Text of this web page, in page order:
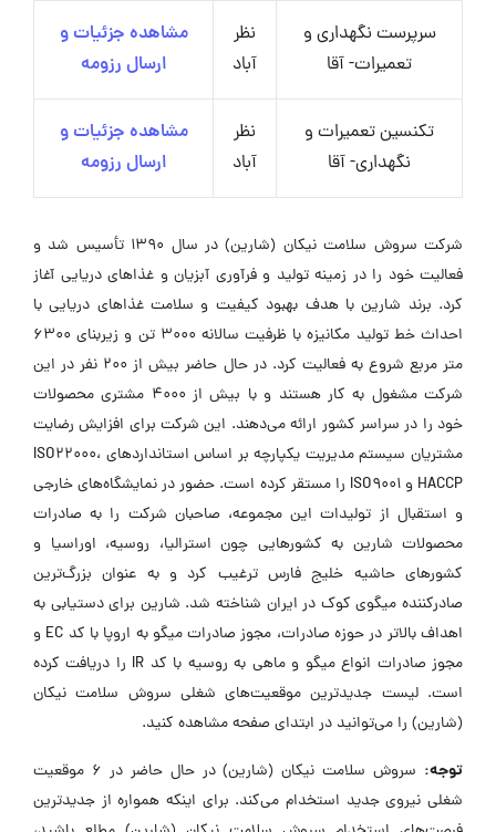
سرپرست نگهداری و
تعمیرات- آقا
نظر
آباد
مشاهده جزئیات و
ارسال رزومه
تکنسین تعمیرات و
نگهداری- آقا
نظر
آباد
مشاهده جزئیات و
ارسال رزومه
شرکت سروش سلامت نیکان (شارین) در سال ۱۳۹۰ تأسیس شد و
فعالیت خود را در زمینه تولید و فرآوری آبزیان و غذاهای دریایی آغاز
کرد. برند شارین با هدف بهبود کیفیت و سلامت غذاهای دریایی با
احداث خط تولید مکانیزه با ظرفیت سالانه ۳۰۰۰ تن و زیربنای ۶۳۰۰
متر مربع شروع به فعالیت کرد. در حال حاضر بیش از ۲۰۰ نفر در این
شرکت مشغول به کار هستند و با بیش از ۴۰۰۰ مشتری محصولات
خود را در سراسر کشور ارائه می‌دهند. این شرکت برای افزایش رضایت
مشتریان سیستم مدیریت یکپارچه بر اساس استانداردهای ISO22000،
HACCP و ISO9001 را مستقر کرده است. حضور در نمایشگاه‌های خارجی
و استقبال از تولیدات این مجموعه، صاحبان شرکت را به صادرات
محصولات شارین به کشورهایی چون استرالیا، روسیه، اوراسیا و
کشورهای حاشیه خلیج فارس ترغیب کرد و به عنوان بزرگ‌ترین
صادرکننده میگوی کوک در ایران شناخته شد. شارین برای دستیابی به
اهداف بالاتر در حوزه صادرات، مجوز صادرات میگو به اروپا با کد EC و
مجوز صادرات انواع میگو و ماهی به روسیه با کد IR را دریافت کرده
است. لیست جدیدترین موقعیت‌های شغلی سروش سلامت نیکان
(شارین) را می‌توانید در ابتدای صفحه مشاهده کنید.
توجه:
سروش سلامت نیکان (شارین) در حال حاضر در ۶ موقعیت
شغلی نیروی جدید استخدام می‌کند. برای اینکه همواره از جدیدترین